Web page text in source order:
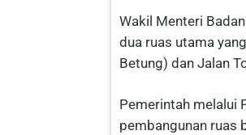
Wakil Menteri
dua ruas utama
Betung) dan Jalan
Pemerintah melalui
pembangunan ruas